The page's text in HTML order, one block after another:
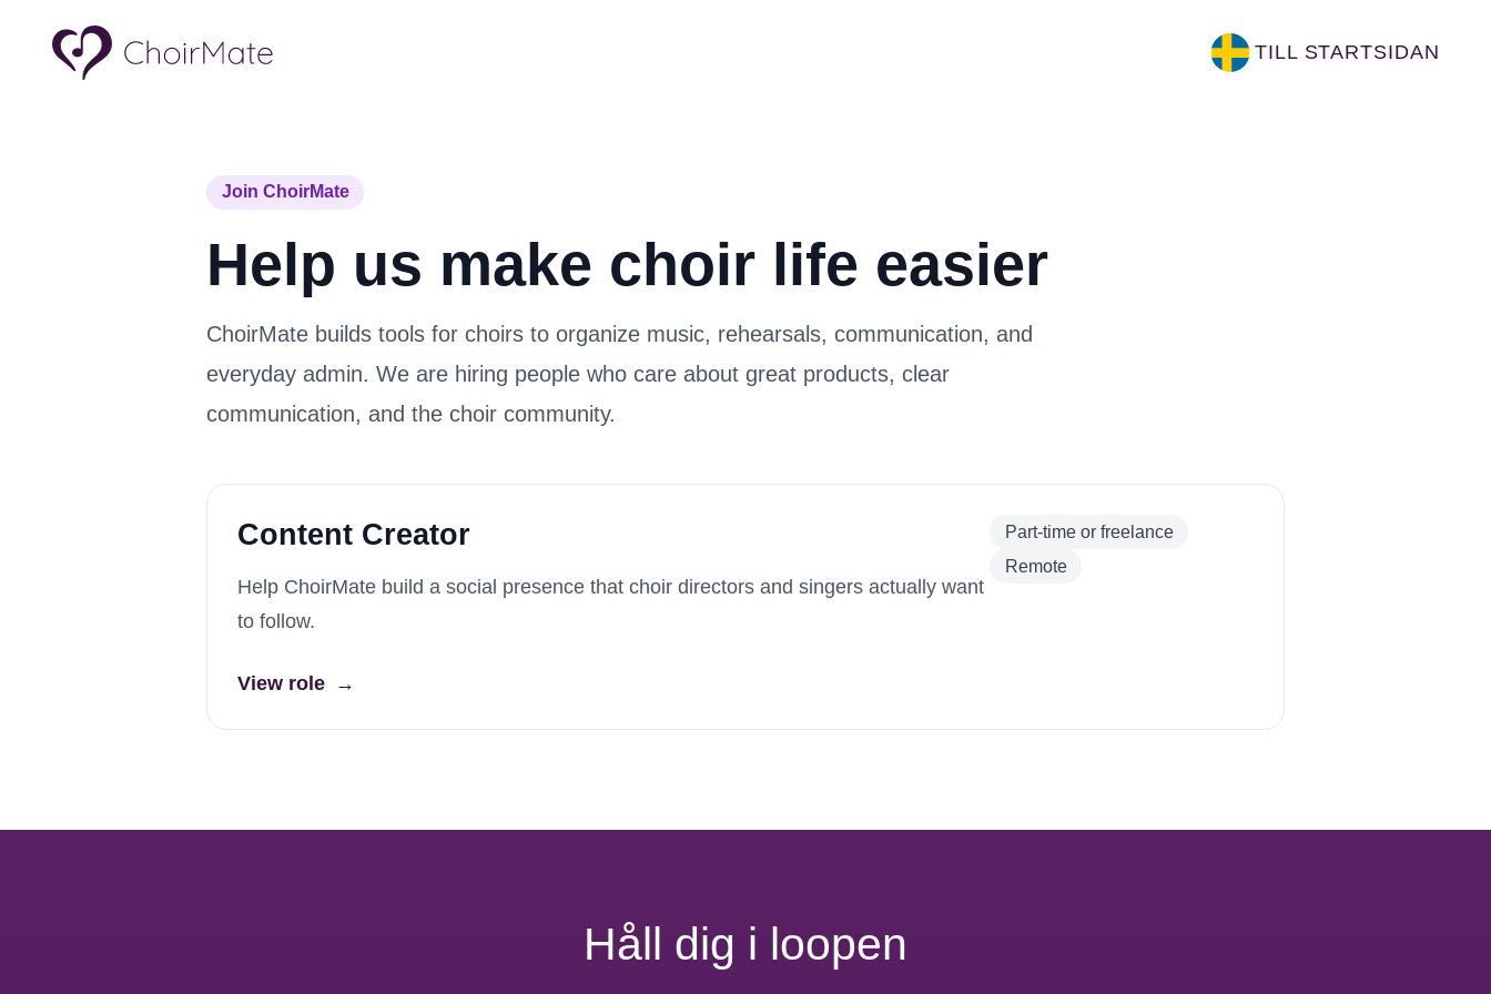
TILL STARTSIDAN
Join ChoirMate
Help us make choir life easier
ChoirMate builds tools for choirs to organize music, rehearsals, communication, and
everyday admin. We are hiring people who care about great products, clear
communication, and the choir community.
Content Creator
Help ChoirMate build a social presence that choir directors and singers actually want
to follow.
Part-time or freelance
Remote
View role →
Håll dig i loopen